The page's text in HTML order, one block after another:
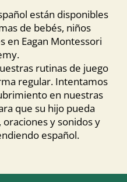
están disponibles
de bebés, niños
en Eagan Montessori
rutinas de juego
regular. Intentamos
en nuestras
que su hijo pueda
y sonidos y
español.